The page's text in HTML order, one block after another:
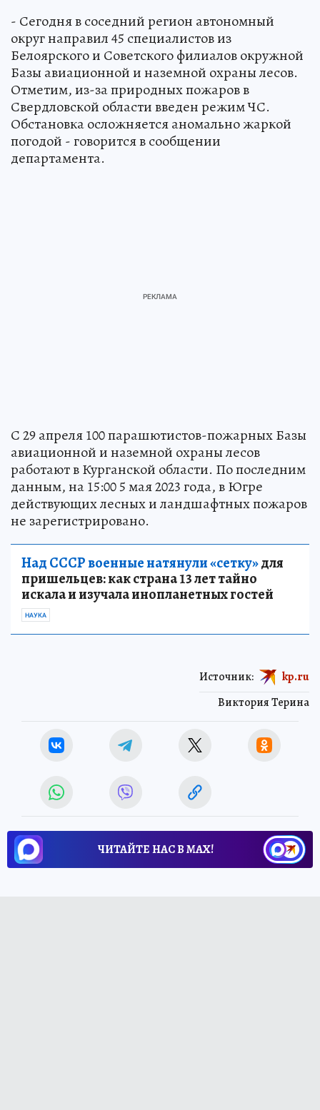
- Сегодня в соседний регион автономный
округ направил 45 специалистов из
Белоярского и Советского филиалов окружной
Базы авиационной и наземной охраны лесов.
Отметим, из-за природных пожаров в
Свердловской области введен режим ЧС.
Обстановка осложняется аномально жаркой
погодой - говорится в сообщении
департамента.
С 29 апреля 100 парашютистов-пожарных Базы
авиационной и наземной охраны лесов
работают в Курганской области. По последним
данным, на 15:00 5 мая 2023 года, в Югре
действующих лесных и ландшафтных пожаров
не зарегистрировано.
Над СССР военные натянули «сетку»для
пришельцев: как страна 13 лет тайно
искала и изучала инопланетных гостей
НАУКА
Виктория Терина
Источник: kp.ru
ЧИТАЙТЕ НАС В МАХ!